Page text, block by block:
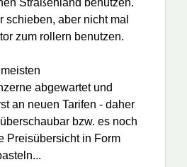
schieben, aber nicht mal
zum rollern benutzen.
abgewartet und
an neuen Tarifen - daher
bzw. es noch
Preisübersicht in Form